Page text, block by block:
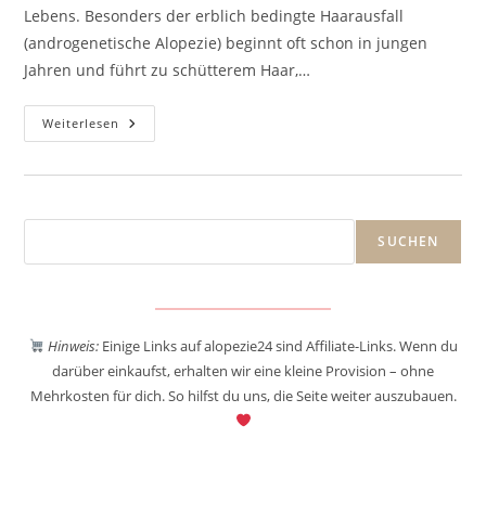
Lebens. Besonders der erblich bedingte Haarausfall
(androgenetische Alopezie) beginnt oft schon in jungen
Jahren und führt zu schütterem Haar,…
Weiterlesen Die
Besten
SUCHEN
Hinweis:Einige Links auf alopezie24 sind Affiliate-Links. Wenn du
darüber einkaufst, erhalten wir eine kleine Provision – ohne
Mehrkosten für dich. So hilfst du uns, die Seite weiter auszubauen.